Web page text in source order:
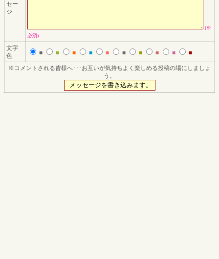
セー
ジ
(※
必須)
文字
色
■ ■ ■ ■ ■ ■ ■ ■ ■ ■
※コメントされる皆様へ･･･お互いが気持ちよく楽しめる投稿の場にしましょ
う。